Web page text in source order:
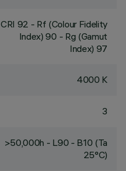
CRI 92 - Rf (Colour Fidelity
Index) 90 - Rg (Gamut
Index) 97
4000 K
3
>50,000h - L90 - B10 (Ta
25°C)